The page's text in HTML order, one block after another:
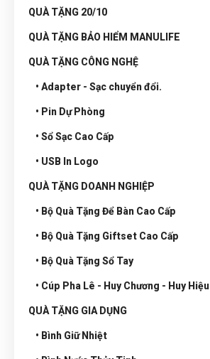
QUÀ TẶNG 20/10
QUÀ TẶNG BẢO HIỂM MANULIFE
QUÀ TẶNG CÔNG NGHỆ
• Adapter - Sạc chuyển đổi.
• Pin Dự Phòng
• Sổ Sạc Cao Cấp
• USB In Logo
QUÀ TẶNG DOANH NGHIỆP
• Bộ Quà Tặng Để Bàn Cao Cấp
• Bộ Quà Tặng Giftset Cao Cấp
• Bộ Quà Tặng Sổ Tay
• Cúp Pha Lê - Huy Chương - Huy Hiệu
QUÀ TẶNG GIA DỤNG
• Bình Giữ Nhiệt